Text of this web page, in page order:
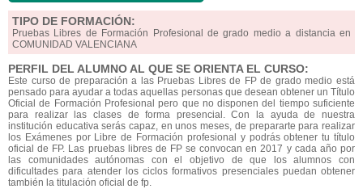
TIPO DE FORMACIÓN:
Pruebas Libres de Formación Profesional de grado medio a distancia en
COMUNIDAD VALENCIANA
PERFIL DEL ALUMNO AL QUE SE ORIENTA EL CURSO:
Este curso de preparación a las Pruebas Libres de FP de grado medio está
pensado para ayudar a todas aquellas personas que desean obtener un Título
Oficial de Formación Profesional pero que no disponen del tiempo suficiente
para realizar las clases de forma presencial. Con la ayuda de nuestra
institución educativa serás capaz, en unos meses, de prepararte para realizar
los Exámenes por Libre de Formación profesional y podrás obtener tu título
oficial de FP. Las pruebas libres de FP se convocan en 2017 y cada año por
las comunidades autónomas con el objetivo de que los alumnos con
dificultades para atender los ciclos formativos presenciales puedan obtener
también la titulación oficial de fp.